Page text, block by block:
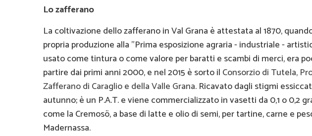
Lo zafferano
La coltivazione dello zafferano in Val Grana è attestata al 1870,
propria produzione alla "Prima esposizione agraria - industriale -
usato come tintura o come valore per baratti e scambi di merci, era
partire dai primi anni 2000, e nel 2015 è sorto il Consorzio di Tutela,
Zafferano di Caraglio e della Valle Grana. Ricavato dagli stigmi
autunno; è un P.A.T. e viene commercializzato in vasetti da 0,1 o 0,2
come la Cremosö, a base di latte e olio di semi, per tartine, carne e
Madernassa.